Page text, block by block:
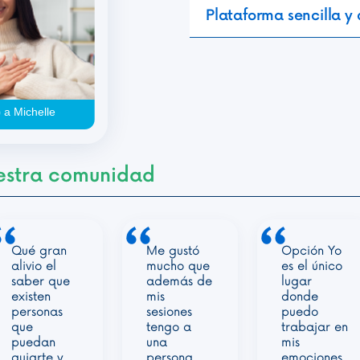
a Michelle
Plataforma sencilla y
comunidad
Después de
mucho
tiempo que
no me
animaba a
empezar,
probé
Me gustó
que es un
lugar
donde no
me siento
juzgado y
donde
La
profesional
que me
atendió fue
muy atenta
y la
plataforma